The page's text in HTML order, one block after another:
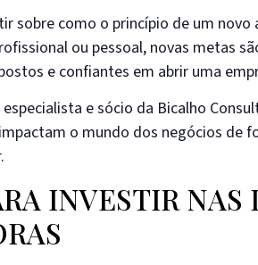
sobre como o princípio de um
ou pessoal, novas metas
e confiantes em abrir uma
e sócio da Bicalho
o mundo dos negócios de
INVESTIR NAS